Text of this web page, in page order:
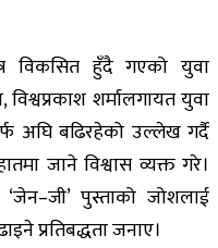
विकसित हुँदै गएको युवा
शर्मालगायत युवा
अघि बढिरहेको उल्लेख गर्दै
जाने विश्वास व्यक्त गरे।
पुस्ताको जोशलाई
प्रतिबद्धता जनाए।